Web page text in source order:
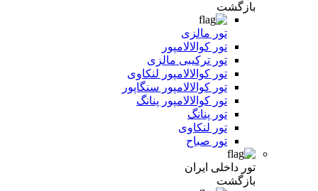
بازگشت
تور مالزی
تور کوالالامپور
تور ترکیبی مالزی
تور کوالالامپور لنکاوی
تور کوالالامپور سنگاپور
تور کوالالامپور پنانگ
تور پنانگ
تور لنکاوی
تور صباح
تور داخلی ایران
بازگشت